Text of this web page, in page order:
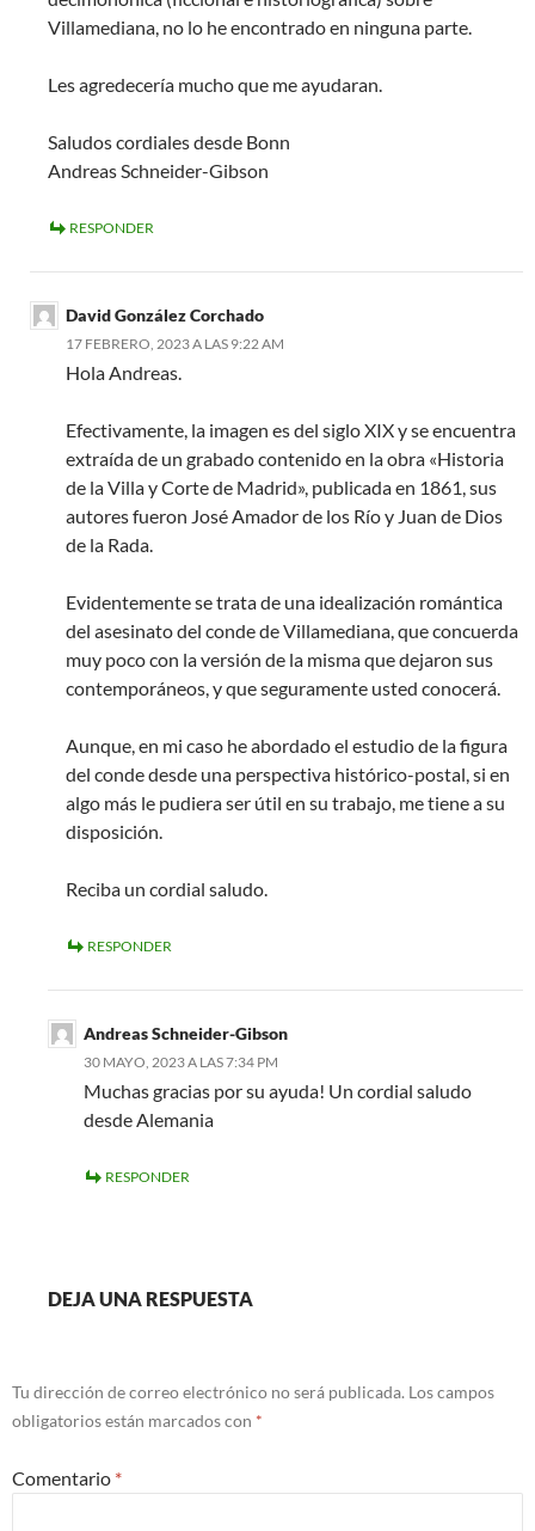
Villamediana, no lo he encontrado en ninguna parte.
Les agredecería mucho que me ayudaran.
Saludos cordiales desde Bonn
Andreas Schneider-Gibson
RESPONDER
David González Corchado
17 FEBRERO, 2023 A LAS 9:22 AM
Hola Andreas.
Efectivamente, la imagen es del siglo XIX y se encuentra
extraída de un grabado contenido en la obra «Historia
de la Villa y Corte de Madrid», publicada en 1861, sus
autores fueron José Amador de los Río y Juan de Dios
de la Rada.
Evidentemente se trata de una idealización romántica
del asesinato del conde de Villamediana, que concuerda
muy poco con la versión de la misma que dejaron sus
contemporáneos, y que seguramente usted conocerá.
Aunque, en mi caso he abordado el estudio de la figura
del conde desde una perspectiva histórico-postal, si en
algo más le pudiera ser útil en su trabajo, me tiene a su
disposición.
Reciba un cordial saludo.
RESPONDER
Andreas Schneider-Gibson
30 MAYO, 2023 A LAS 7:34 PM
Muchas gracias por su ayuda! Un cordial saludo
desde Alemania
RESPONDER
DEJA UNA RESPUESTA
Tu dirección de correo electrónico no será publicada. Los campos
obligatorios están marcados con *
Comentario *